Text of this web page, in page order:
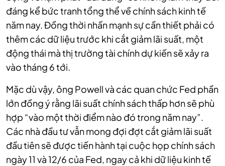
đáng kể bức tranh tổng thể về chính sách kinh tế
năm nay. Đồng thời nhấn mạnh sự cần thiết phải có
thêm các dữ liệu trước khi cắt giảm lãi suất, một
động thái mà thị trường tài chính dự kiến sẽ xảy ra
vào tháng 6 tới.
Mặc dù vậy, ông Powell và các quan chức Fed phần
lớn đồng ý rằng lãi suất chính sách thấp hơn sẽ phù
hợp “vào một thời điểm nào đó trong năm nay”.
Các nhà đầu tư vẫn mong đợi đợt cắt giảm lãi suất
đầu tiên sẽ được tiến hành tại cuộc họp chính sách
ngày 11 và 12/6 của Fed, ngay cả khi dữ liệu kinh tế